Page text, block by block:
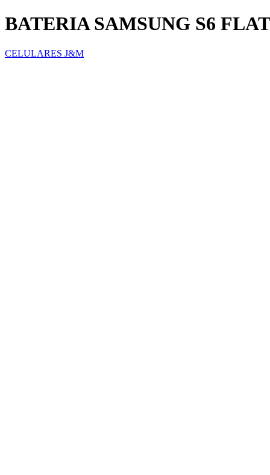
BATERIA SAMSUNG S6 FLAT
CELULARES J&M